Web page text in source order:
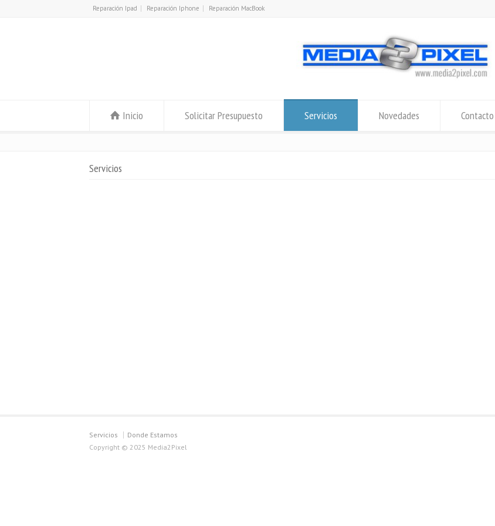
Reparación Ipad Reparación Iphone Reparación MacBook
Inicio Solicitar Presupuesto Servicios Novedades Contacto
Servicios
Servicios
Donde Estamos
Copyright © 2025 Media2Pixel